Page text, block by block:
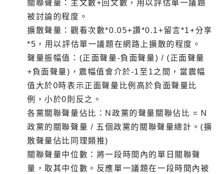
關聯聲量：主文數+回文數，用以評估單一議題
被討論的程度。
擴散聲量：觀看次數*0.05+讚*0.1+留言*1+分享
*5，用以評估單一議題在網路上擴散的程度。
聲量振幅值：(正面聲量-負面聲量) / (正面聲量
+負面聲量)，震幅值會介於-1至1之間，當震幅
值大於0時表示正面聲量比例高於負面聲量比
例，小於0則反之。
各黨關聯聲量佔比：N政黨的聲量關聯佔比 = N
政黨的關聯聲量 / 五個政黨的關聯聲量總計。(擴
散聲量佔比同理類推)
關聯聲量中位數：將一段時間內的單日關聯聲
量，取其中位數。反應單一議題在一段時間內被